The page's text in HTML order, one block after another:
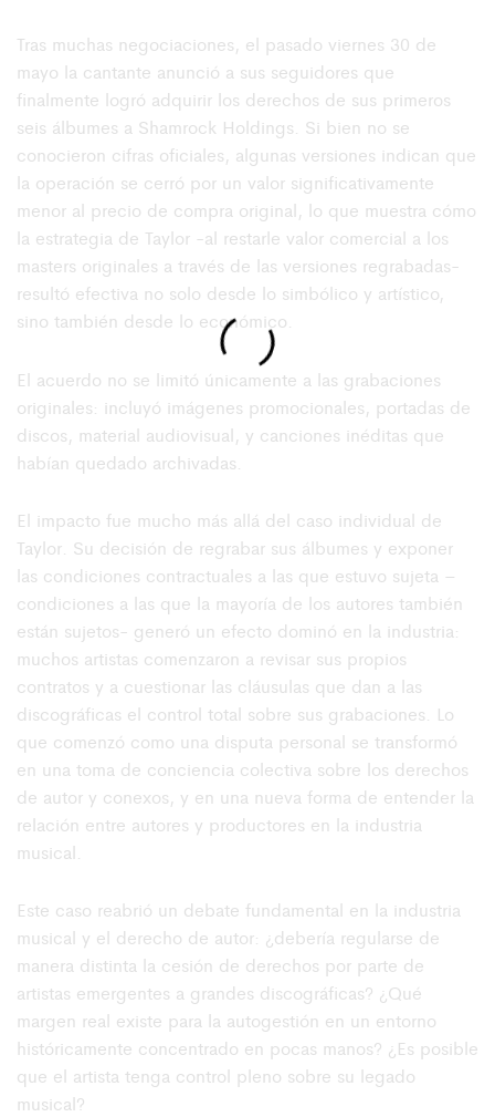
Tras muchas negociaciones, el pasado viernes 30 de
mayo la cantante anunció a sus seguidores que
finalmente logró adquirir los derechos de sus primeros
seis álbumes a Shamrock Holdings. Si bien no se
conocieron cifras oficiales, algunas versiones indican que
la operación se cerró por un valor significativamente
menor al precio de compra original, lo que muestra cómo
la estrategia de Taylor -al restarle valor comercial a los
masters originales a través de las versiones regrabadas-
resultó efectiva no solo desde lo simbólico y artístico,
sino también desde lo económico.
El acuerdo no se limitó únicamente a las grabaciones
originales: incluyó imágenes promocionales, portadas de
discos, material audiovisual, y canciones inéditas que
habían quedado archivadas.
El impacto fue mucho más allá del caso individual de
Taylor. Su decisión de regrabar sus álbumes y exponer
las condiciones contractuales a las que estuvo sujeta –
condiciones a las que la mayoría de los autores también
están sujetos- generó un efecto dominó en la industria:
muchos artistas comenzaron a revisar sus propios
contratos y a cuestionar las cláusulas que dan a las
discográficas el control total sobre sus grabaciones. Lo
que comenzó como una disputa personal se transformó
en una toma de conciencia colectiva sobre los derechos
de autor y conexos, y en una nueva forma de entender la
relación entre autores y productores en la industria
musical.
Este caso reabrió un debate fundamental en la industria
musical y el derecho de autor: ¿debería regularse de
manera distinta la cesión de derechos por parte de
artistas emergentes a grandes discográficas? ¿Qué
margen real existe para la autogestión en un entorno
históricamente concentrado en pocas manos? ¿Es posible
que el artista tenga control pleno sobre su legado
musical?